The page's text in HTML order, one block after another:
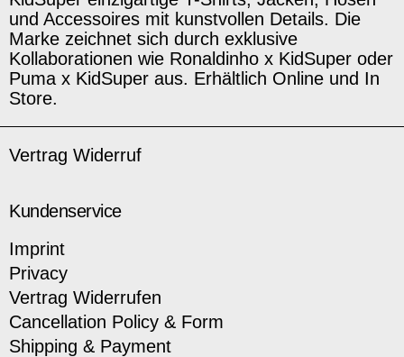
und Accessoires mit kunstvollen Details. Die
Marke zeichnet sich durch exklusive
Kollaborationen wie Ronaldinho x KidSuper oder
Puma x KidSuper aus. Erhältlich Online und In
Store.
Vertrag Widerruf
Kundenservice
Imprint
Privacy
Vertrag Widerrufen
Cancellation Policy & Form
Shipping & Payment